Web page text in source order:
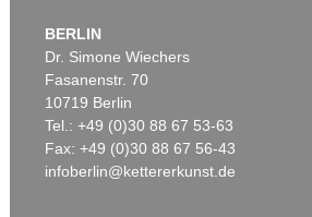
BERLIN
Dr. Simone Wiechers
Fasanenstr. 70
10719 Berlin
Tel.: +49 (0)30 88 67 53-63
Fax: +49 (0)30 88 67 56-43
infoberlin@kettererkunst.de